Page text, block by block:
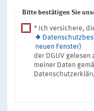
Bitte bestätigen Sie
* Ich versichere,
neuen Fenster)
der DGUV gelesen
meiner Daten